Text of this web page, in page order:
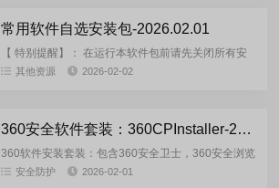
常用软件自选安装包-2026.02.01
【 特别提醒】： 在运行本软件包前请先关闭所有安
全类软件！ 不然会频繁的弹出拒绝安装提示，等安装
其他资源 2026-02-02
360安全软件套装：360CPInstaller-2026.02.01
360软件安装套装：包含360安全卫士，360安全浏览
器，360极速浏览器X，360杀毒，360压缩，360录
安全防护 2026-02-01